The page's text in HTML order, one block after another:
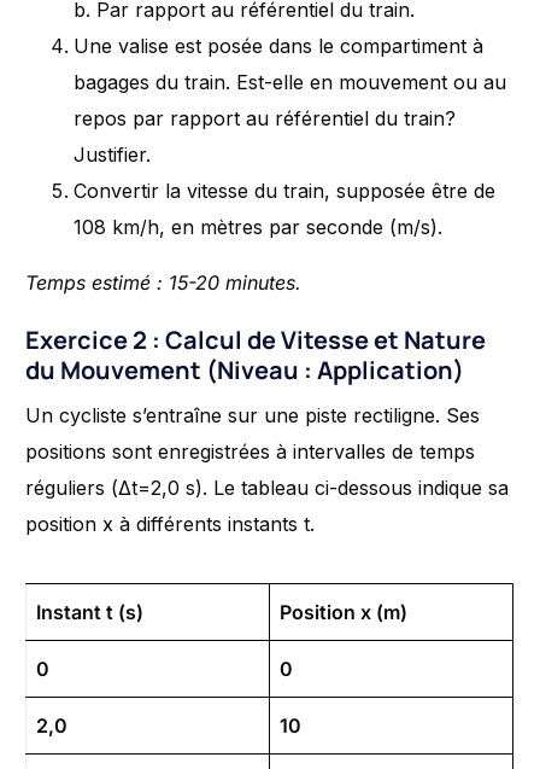
b. Par rapport au référentiel du train.
Une valise est posée dans le compartiment à
bagages du train. Est-elle en mouvement ou au
repos par rapport au référentiel du train?
Justifier.
Convertir la vitesse du train, supposée être de
108 km/h, en mètres par seconde (m/s).
Temps estimé : 15-20 minutes.
Exercice 2 : Calcul de Vitesse et Nature
du Mouvement (Niveau : Application)
Un cycliste s’entraîne sur une piste rectiligne. Ses
positions sont enregistrées à intervalles de temps
réguliers (Δt=2,0 s). Le tableau ci-dessous indique sa
position x à différents instants t.
Instant t (s) Position x (m)
0 0
2,0 10